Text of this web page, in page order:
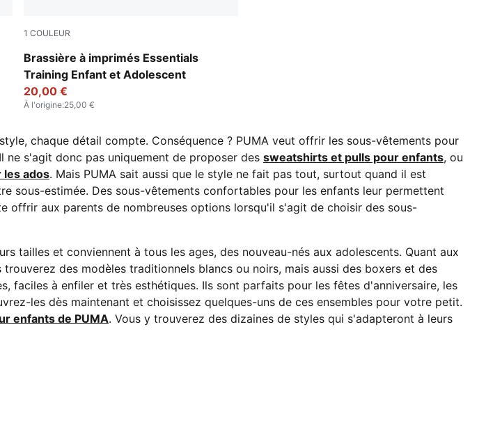
1 COULEUR
Brassière à imprimés Essentials
Training Enfant et Adolescent
Puma Black
20,00 €
À l'origine:25,00 €
chaque détail compte. Conséquence ? PUMA veut offrir les sous-vêtements pour
Il ne s'agit donc pas uniquement de proposer des sweatshirts et pulls pour enfants, ou
les ados. Mais PUMA sait aussi que le style ne fait pas tout, surtout quand il est
estimée. Des sous-vêtements confortables pour les enfants leur permettent
offrir aux parents de nombreuses options lorsqu'il s'agit de choisir des sous-
tailles et conviennent à tous les ages, des nouveau-nés aux adolescents. Quant aux
des modèles traditionnels blancs ou noirs, mais aussi des boxers et des
faciles à enfiler et très esthétiques. Ils sont parfaits pour les fêtes d'anniversaire, les
les dès maintenant et choisissez quelques-uns de ces ensembles pour votre petit.
enfants de PUMA. Vous y trouverez des dizaines de styles qui s'adapteront à leurs